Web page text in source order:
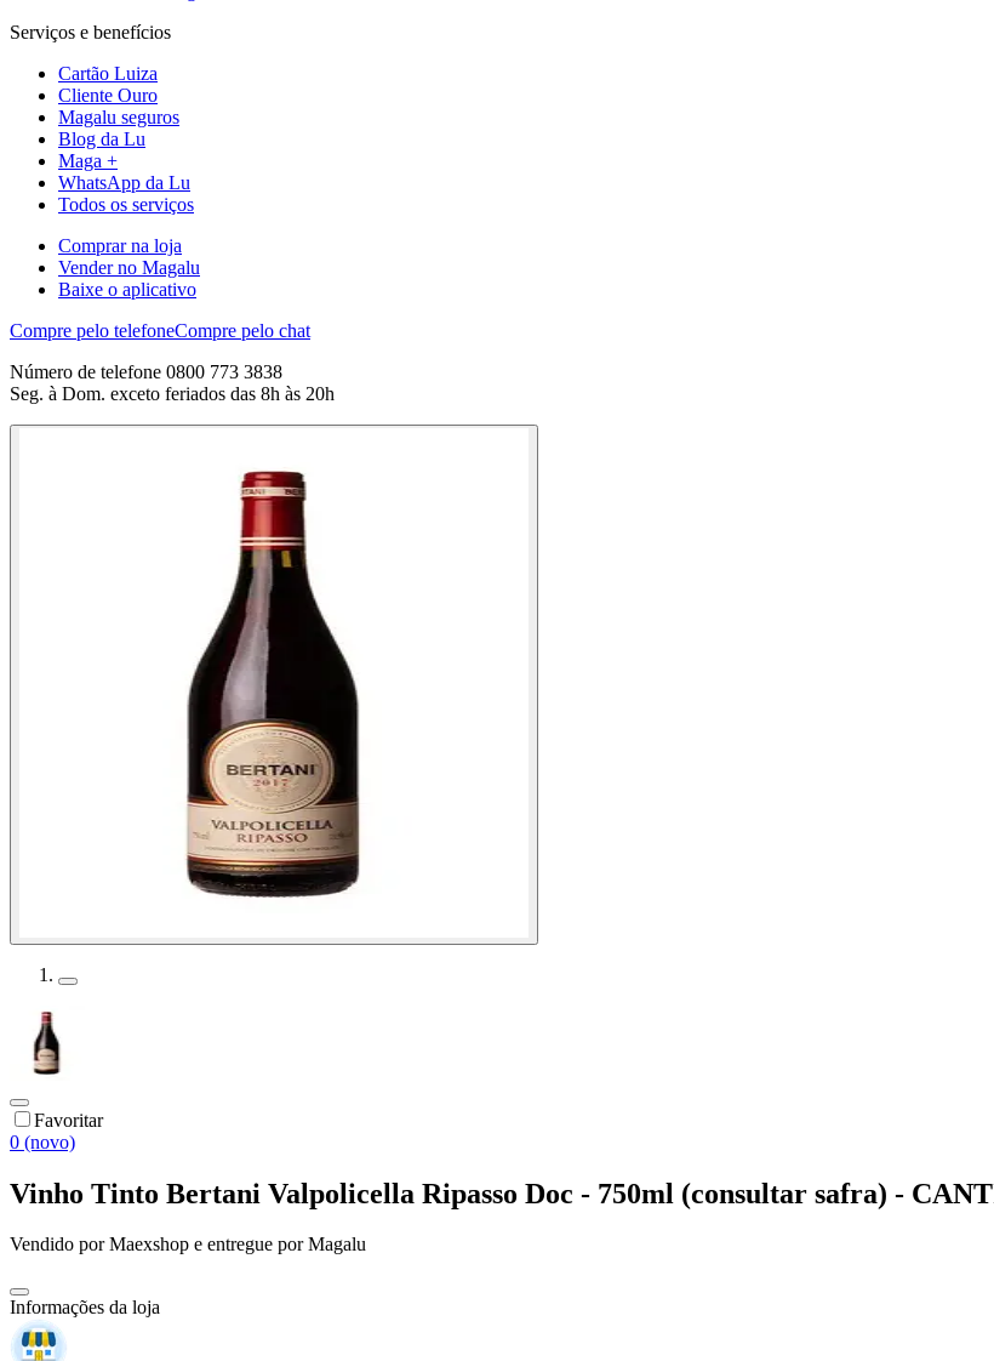
Serviços e benefícios
Cartão Luiza
Cliente Ouro
Magalu seguros
Blog da Lu
Maga +
WhatsApp da Lu
Todos os serviços
Comprar na loja
Vender no Magalu
Baixe o aplicativo
Compre pelo telefoneCompre pelo chat
Número de telefone 0800 773 3838
Seg. à Dom. exceto feriados das 8h às 20h
Favoritar
0 (novo)
Vinho Tinto Bertani Valpolicella Ripasso Doc - 750ml (consultar safra) -
Vendido porMaexshop e entregue por Magalu
Informações da loja